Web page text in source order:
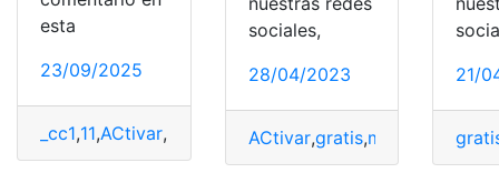
esta
23/09/2025
_cc1,11,ACtivar, Comandos,Windows
sociales,
28/04/2023
ACtivar,gratis,microsoft
21/